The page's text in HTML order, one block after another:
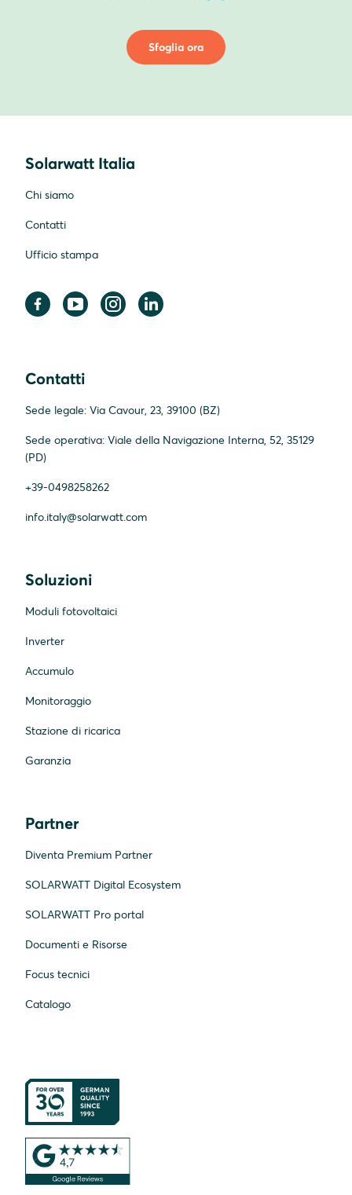
Sfoglia ora
Solarwatt Italia
Chi siamo
Contatti
Ufficio stampa
Contatti
Sede legale: Via Cavour, 23, 39100 (BZ)
Sede operativa: Viale della Navigazione Interna, 52, 35129
(PD)
+39-0498258262
info.italy@solarwatt.com
Soluzioni
Moduli fotovoltaici
Inverter
Accumulo
Monitoraggio
Stazione di ricarica
Garanzia
Partner
Diventa Premium Partner
SOLARWATT Digital Ecosystem
SOLARWATT Pro portal
Documenti e Risorse
Focus tecnici
Catalogo